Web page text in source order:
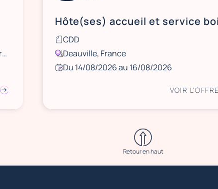
1 Avenue Lucien Barrière 14800 Deauville, France
CDD
Deauville, France
Du 14/08/2026 au 16/08/2026
VOIR
Retour en haut